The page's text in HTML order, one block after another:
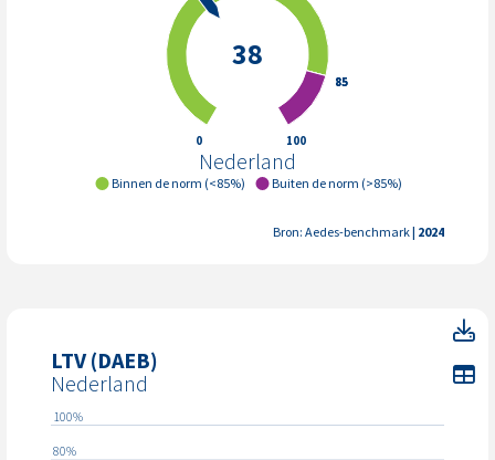
Binnen de norm (<85%) Buiten de norm (>85%)
Nederland
0
85
85
100
38
Bron: Aedes-benchmark| 2024
LTV (DAEB)
Nederland
80%
100%